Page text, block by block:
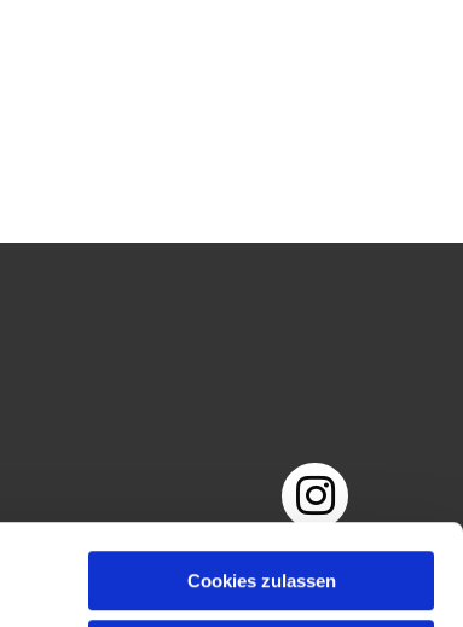
Cookies zulassen
Datenschutzerklärung